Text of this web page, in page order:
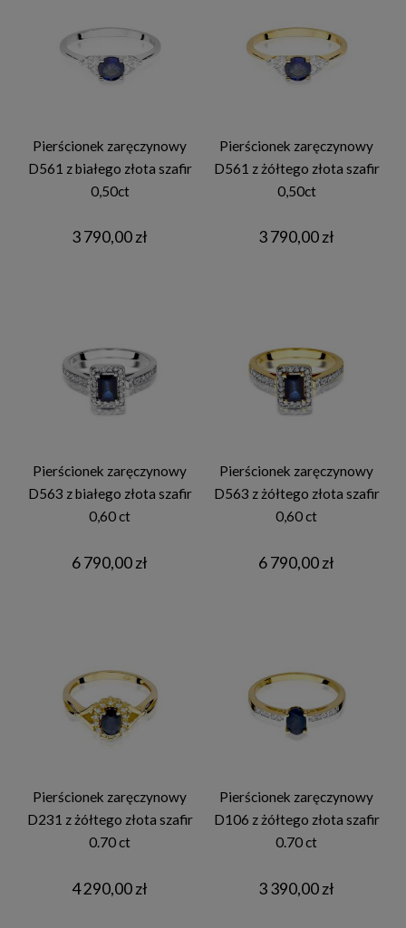
Pierścionek zaręczynowy
D561 z białego złota szafir
0,50ct
3 790,00 zł
Pierścionek zaręczynowy
D561 z żółtego złota szafir
0,50ct
3 790,00 zł
Pierścionek zaręczynowy
D563 z białego złota szafir
0,60 ct
6 790,00 zł
Pierścionek zaręczynowy
D563 z żółtego złota szafir
0,60 ct
6 790,00 zł
Pierścionek zaręczynowy
D231 z żółtego złota szafir
0.70 ct
4 290,00 zł
Pierścionek zaręczynowy
D106 z żółtego złota szafir
0.70 ct
3 390,00 zł